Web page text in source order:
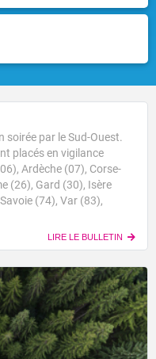
soirée par le Sud-Ouest.
placés en vigilance
Ardèche (07), Corse-
(26), Gard (30), Isère
(74), Var (83),
LIRE LE BULLETIN